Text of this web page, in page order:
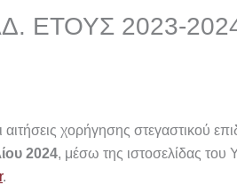
ΕΤΟΥΣ 2023-
χορήγησης στεγαστικού
2024, μέσω της ιστοσελίδας
.